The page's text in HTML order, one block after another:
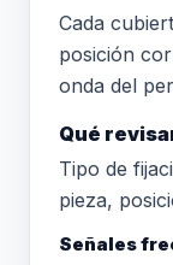
Cada
posición
onda del
Qué
Tipo de
pieza,
Señales